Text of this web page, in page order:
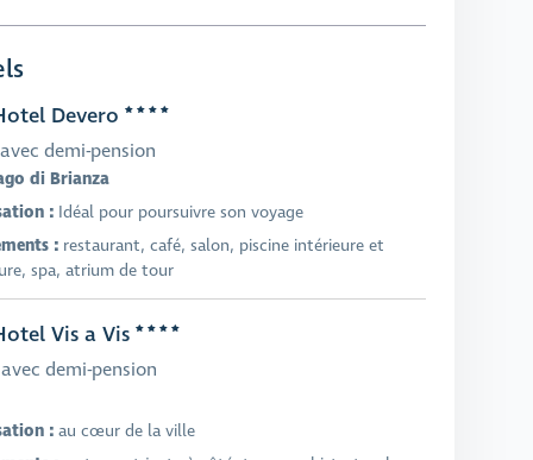
Devero
demi-pension
di Brianza
: Idéal pour poursuivre son voyage
: restaurant, café, salon, piscine intérieure et
spa, atrium de tour
Vis a Vis
demi-pension
: au cœur de la ville